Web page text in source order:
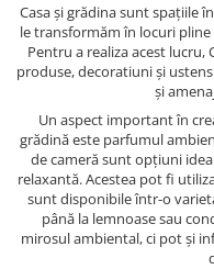
Casa și grădina sunt spațiile
le transformăm în locuri
Pentru a realiza acest lucru,
produse, decoratiuni și
și
Un aspect important în
grădină este parfumul
de cameră sunt opțiuni
relaxantă. Acestea pot fi
sunt disponibile într-o
până la lemnoase sau
mirosul ambiental, ci pot și